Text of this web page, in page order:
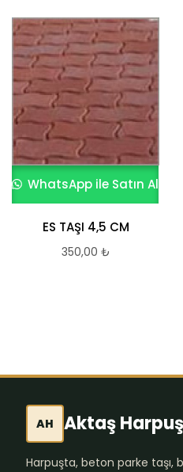
WhatsApp ile Satın Al
ES TAŞI 4,5 CM
350,00 ₺
AH Aktaş
Harpuşta, beton parke taşı,